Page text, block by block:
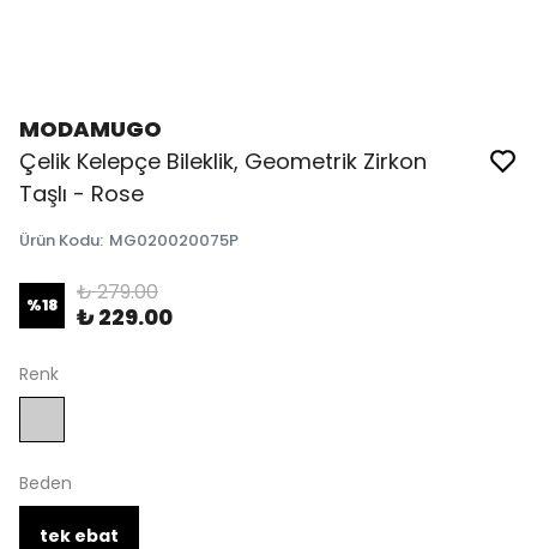
MODAMUGO
Çelik Kelepçe Bileklik, Geometrik Zirkon
Taşlı - Rose
Ürün Kodu: MG020020075P
%18 ₺ 279.00
₺ 229.00
Renk
Beden
tek ebat